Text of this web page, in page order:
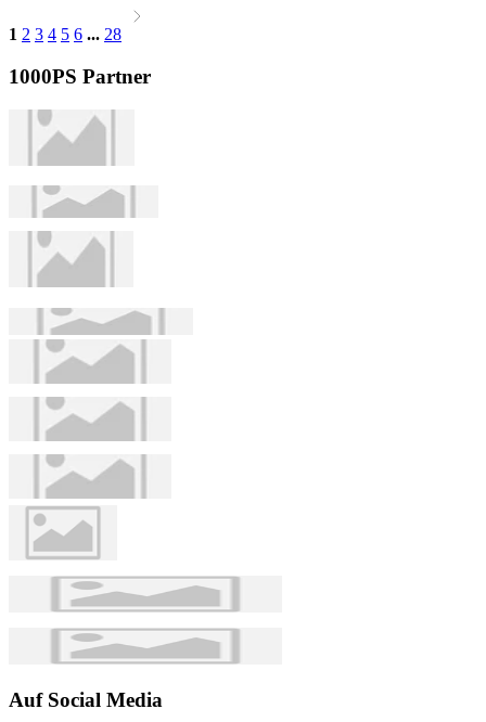
1 2 3 4 5 6 ... 28
1000PS Partner
Auf Social Media